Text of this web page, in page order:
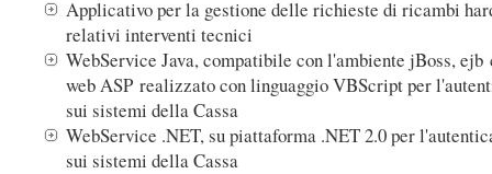
Applicativo per la gestione delle richieste di ricambi
relativi interventi tecnici
WebService Java, compatibile con l'ambiente jBoss,
web ASP realizzato con linguaggio VBScript per
sui sistemi della Cassa
WebService .NET, su piattaforma .NET 2.0 per
sui sistemi della Cassa